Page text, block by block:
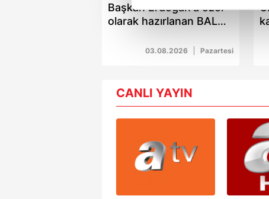
Sizlere daha iyi bir hizmet
amacıyla kullanılmaktadır.
Çerezlere ilişkin tercihlerinizi
6698 sayılı Kişisel Verilerin
mevzuata uygun olarak
Başkan Erdoğan'a özel
olarak hazırlanan BALA
03.08.2026 Pazartesi
CANLI YAYIN